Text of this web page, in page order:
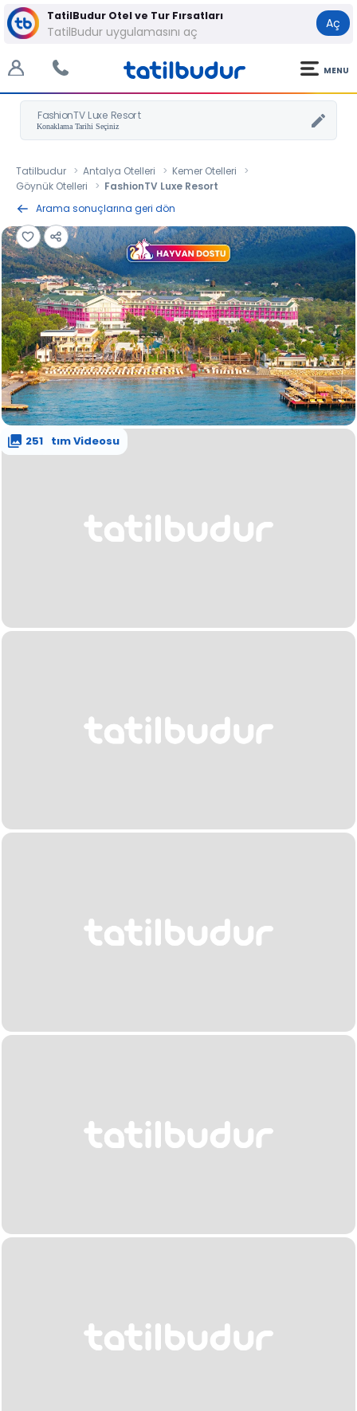
TatilBudur Otel ve Tur Fırsatları
TatilBudur uygulamasını aç
Aç
MENU
FashionTV Luxe Resort
Tatilbudur Antalya Otelleri
Kemer Otelleri
Göynük Otelleri
FashionTV Luxe Resort
Arama sonuçlarına geri dön
Tanıtım Videosu
251